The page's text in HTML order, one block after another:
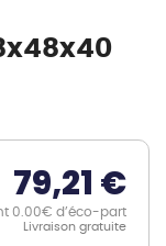
79,21 €
0.00€ d’éco-part
Livraison gratuite